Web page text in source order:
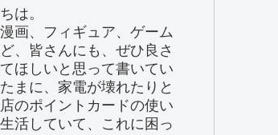
は。
画、フィギュア、ゲーム
、皆さんにも、ぜひ良さ
ほしいと思って書いてい
まに、家電が壊れたりと
のポイントカードの使い
活していて、これに困っ